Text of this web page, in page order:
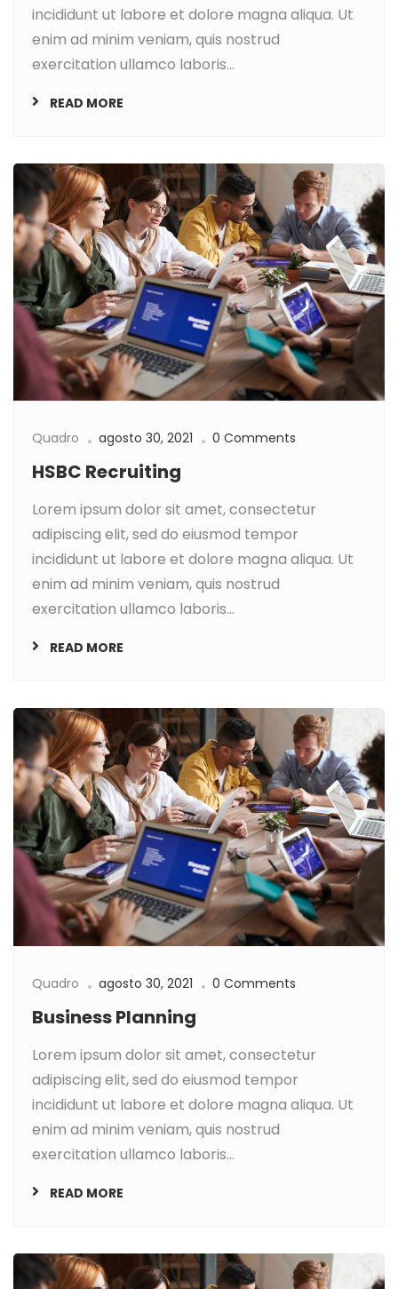
incididunt ut labore et dolore magna aliqua. Ut
enim ad minim veniam, quis nostrud
exercitation ullamco laboris...
READ MORE
Quadro agosto 30, 2021 0 Comments
HSBC Recruiting
Lorem ipsum dolor sit amet, consectetur
adipiscing elit, sed do eiusmod tempor
incididunt ut labore et dolore magna aliqua. Ut
enim ad minim veniam, quis nostrud
exercitation ullamco laboris...
READ MORE
Quadro agosto 30, 2021 0 Comments
Business Planning
Lorem ipsum dolor sit amet, consectetur
adipiscing elit, sed do eiusmod tempor
incididunt ut labore et dolore magna aliqua. Ut
enim ad minim veniam, quis nostrud
exercitation ullamco laboris...
READ MORE